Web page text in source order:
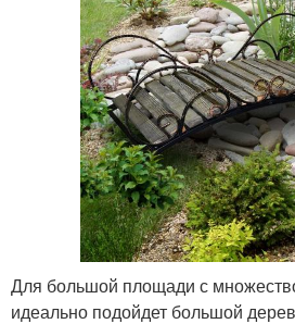
Для большой площади с
идеально подойдет большой